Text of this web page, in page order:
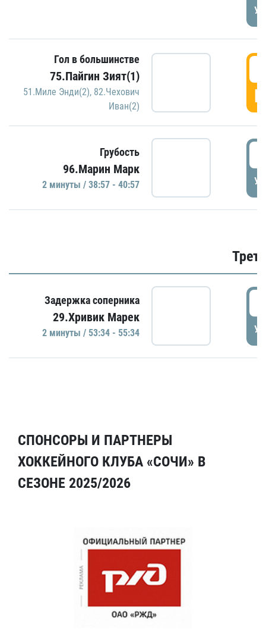
Гол в большинстве
75.Пайгин Зият(1)
51.Миле Энди(2), 82.Чехович
Иван(2)
Грубость
96.Марин Марк
2 минуты / 38:57 - 40:57
Задержка соперника
29.Хривик Марек
2 минуты / 53:34 - 55:34
СПОНСОРЫ И ПАРТНЕРЫ
ХОККЕЙНОГО КЛУБА «СОЧИ» В
СЕЗОНЕ 2025/2026